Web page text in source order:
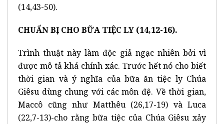
(14,43-50).
CHUẨN BỊ CHO BỮA TIỆC LY (14,12-16).
Trình thuật này làm độc giả ngạc nhiên bởi vì
được mô tả khá chính xác. Trước hết nó cho biết
thời gian và ý nghĩa của bữa ăn tiệc ly Chúa
Giêsu dùng chung với các môn đệ. Về thời gian,
Maccô cũng như Matthêu (26,17-19) và Luca
(22,7-13)-cho rằng bữa tiệc của Chúa Giêsu xảy